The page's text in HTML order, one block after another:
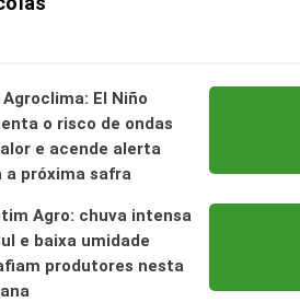
Agroclima: El Niño
o risco de ondas
e acende alerta
a próxima safra
Agro: chuva intensa
e baixa umidade
produtores nesta